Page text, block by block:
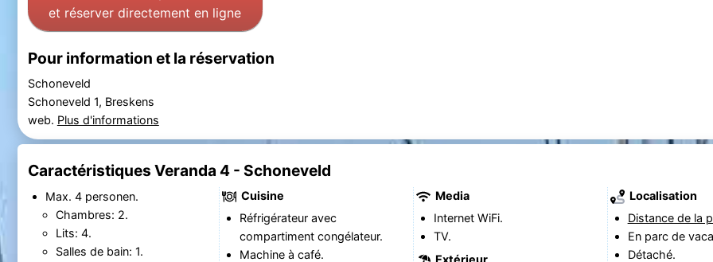
et réserver directement en ligne
Pour information et la réservation
Schoneveld
Schoneveld 1, Breskens
web. Plus d'informations
Caractéristiques Veranda 4 - Schoneveld
Max. 4 personen.
Chambres: 2.
Lits: 4.
Salles de bain: 1.
Cuisine
Réfrigérateur avec
compartiment congélateur.
Machine à café.
Media
Internet WiFi.
TV.
Extérieur
Localisation
Distance de la
En parc de
Détaché.